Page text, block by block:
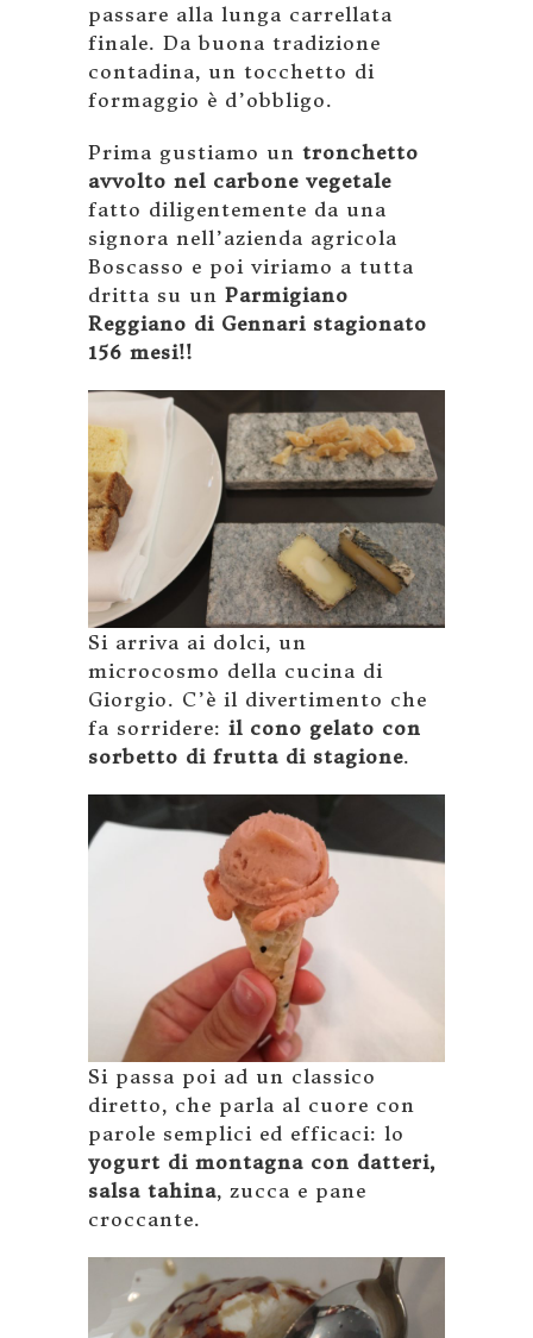
passare alla lunga carrellata
finale. Da buona tradizione
contadina, un tocchetto di
formaggio è d’obbligo.
Prima gustiamo un tronchetto
avvolto nel carbone vegetale
fatto diligentemente da una
signora nell’azienda agricola
Boscasso e poi viriamo a tutta
dritta su un Parmigiano
Reggiano di Gennari stagionato
156 mesi!!
Si arriva ai dolci, un
microcosmo della cucina di
Giorgio. C’è il divertimento che
fa sorridere: il cono gelato con
sorbetto di frutta di stagione.
Si passa poi ad un classico
diretto, che parla al cuore con
parole semplici ed efficaci: lo
yogurt di montagna con datteri,
salsa tahina, zucca e pane
croccante.